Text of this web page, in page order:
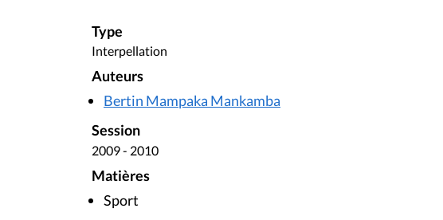
Type
Interpellation
Auteurs
Bertin Mampaka Mankamba
Session
2009 - 2010
Matières
Sport